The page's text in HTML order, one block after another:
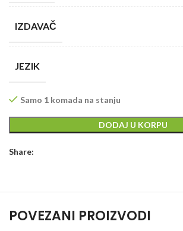
IZDAVAČ
JEZIK
Samo 1 komada na stanju
DODAJ U KORPU
Share:
POVEZANI PROIZVODI